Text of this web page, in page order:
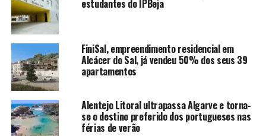
estudantes do IPBeja
FiniSal, empreendimento residencial em
Alcácer do Sal, já vendeu 50% dos seus 39
apartamentos
Alentejo Litoral ultrapassa Algarve e torna-
se o destino preferido dos portugueses nas
férias de verão